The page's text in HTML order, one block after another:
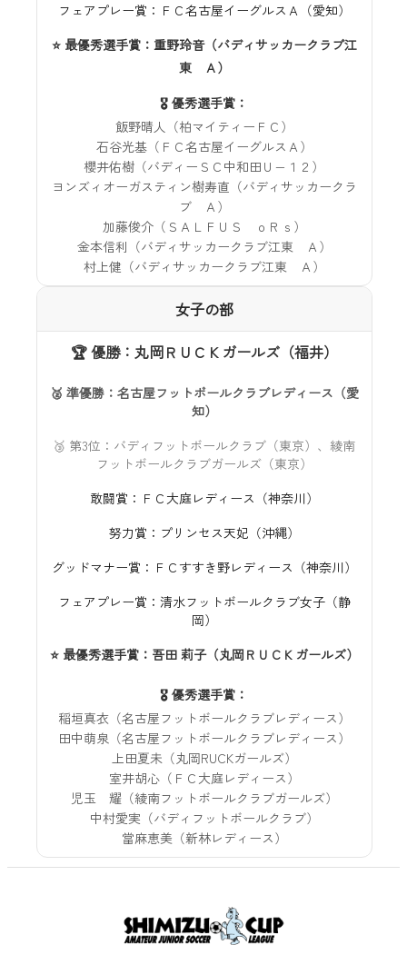
フェアプレー賞：ＦＣ名古屋イーグルスＡ（愛知）
⭐ 最優秀選手賞：重野玲音（バディサッカークラブ江
東 Ａ）
🎖️ 優秀選手賞：
飯野晴人（柏マイティーＦＣ）
石谷光基（ＦＣ名古屋イーグルスＡ）
櫻井佑樹（バディーＳＣ中和田Ｕ−１２）
ヨンズィオーガスティン樹寿直（バディサッカークラ
ブ Ａ）
加藤俊介（ＳＡＬＦＵＳ ｏＲｓ）
金本信利（バディサッカークラブ江東 Ａ）
村上健（バディサッカークラブ江東 Ａ）
女子の部
🏆 優勝：丸岡ＲＵＣＫガールズ（福井）
🥈 準優勝：名古屋フットボールクラブレディース（愛
知）
🥉 第3位：バディフットボールクラブ（東京）、綾南
フットボールクラブガールズ（東京）
敢闘賞：ＦＣ大庭レディース（神奈川）
努力賞：プリンセス天妃（沖縄）
グッドマナー賞：ＦＣすすき野レディース（神奈川）
フェアプレー賞：清水フットボールクラブ女子（静
岡）
⭐ 最優秀選手賞：吾田 莉子（丸岡ＲＵＣＫガールズ）
🎖️ 優秀選手賞：
稲垣真衣（名古屋フットボールクラブレディース）
田中萌泉（名古屋フットボールクラブレディース）
上田夏未（丸岡RUCKガールズ）
室井胡心（ＦＣ大庭レディース）
児玉 耀（綾南フットボールクラブガールズ）
中村愛実（バディフットボールクラブ）
當麻恵美（新林レディース）